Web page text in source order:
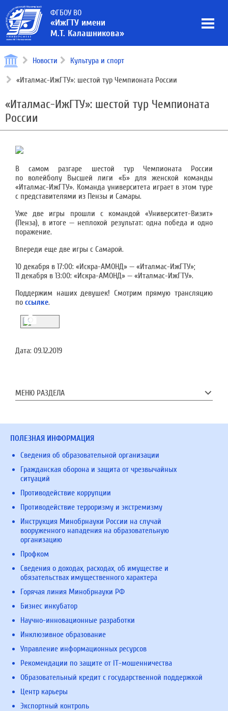
ФГБОУ ВО
«ИжГТУ имени
М.Т. Калашникова»
Новости Культура и спорт
«Италмас-ИжГТУ»: шестой тур Чемпионата России
«Италмас-ИжГТУ»: шестой тур Чемпионата
России
В самом разгаре шестой тур Чемпионата России
по волейболу Высшей лиги «Б» для женской команды
«Италмас-ИжГТУ». Команда университета играет в этом туре
с представителями из Пензы и Самары.
Уже две игры прошли с командой «Университет-Визит»
(Пенза), в итоге — неплохой результат: одна победа и одно
поражение.
Впереди еще две игры с Самарой.
10 декабря в 17:00: «Искра-АМОНД» — «Италмас-ИжГТУ»;
11 декабря в 13:00: «Искра-АМОНД» — «Италмас-ИжГТУ».
Поддержим наших девушек! Смотрим прямую трансляцию
по ссылке.
Дата: 09.12.2019
МЕНЮ РАЗДЕЛА
ПОЛЕЗНАЯ ИНФОРМАЦИЯ
Сведения об образовательной организации
Гражданская оборона и защита от чрезвычайных
ситуаций
Противодействие коррупции
Противодействие терроризму и экстремизму
Инструкция Минобрнауки России на случай
вооруженного нападения на образовательную
организацию
Профком
Сведения о доходах, расходах, об имуществе и
обязательствах имущественного характера
Горячая линия Минобрнауки РФ
Бизнес инкубатор
Научно-инновационные разработки
Инклюзивное образование
Управление информационных ресурсов
Рекомендации по защите от IT-мошенничества
Образовательный кредит с государственной поддержкой
Центр карьеры
Экспортный контроль